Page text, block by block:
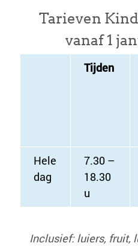
Tarieven
vanaf 1
Tijden
Hele
dag
7.30 –
18.30
u
Inclusief: luiers, fruit,